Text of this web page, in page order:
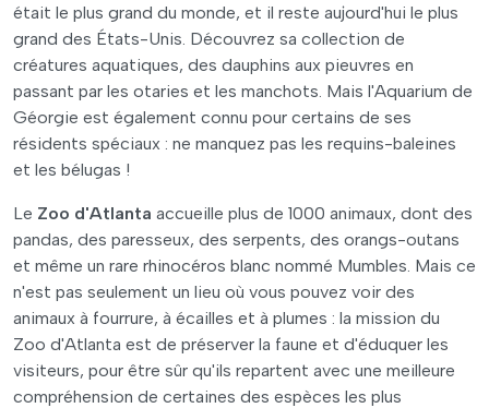
était le plus grand du monde, et il reste aujourd'hui le plus
grand des États-Unis. Découvrez sa collection de
créatures aquatiques, des dauphins aux pieuvres en
passant par les otaries et les manchots. Mais l'Aquarium de
Géorgie est également connu pour certains de ses
résidents spéciaux : ne manquez pas les requins-baleines
et les bélugas !
Le Zoo d'Atlanta accueille plus de 1000 animaux, dont des
pandas, des paresseux, des serpents, des orangs-outans
et même un rare rhinocéros blanc nommé Mumbles. Mais ce
n'est pas seulement un lieu où vous pouvez voir des
animaux à fourrure, à écailles et à plumes : la mission du
Zoo d'Atlanta est de préserver la faune et d'éduquer les
visiteurs, pour être sûr qu'ils repartent avec une meilleure
compréhension de certaines des espèces les plus